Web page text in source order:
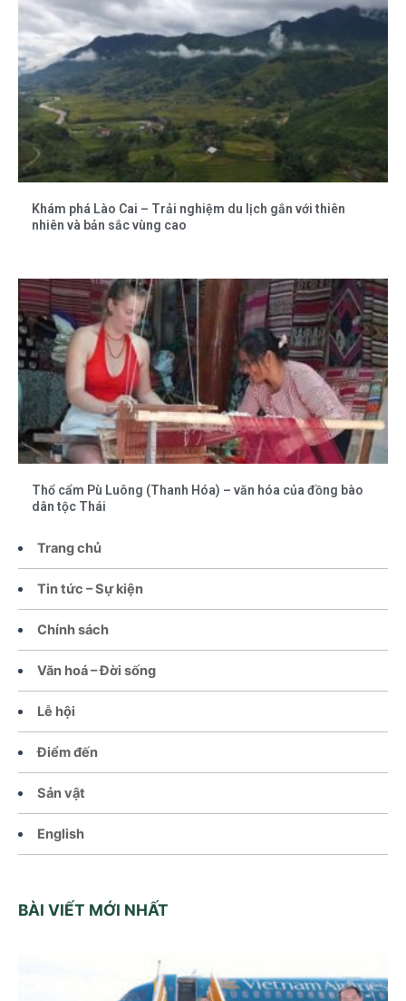
Trang chủ
Tin tức – Sự kiện
Chính sách
Văn hoá – Đời sống
Lễ hội
Điểm đến
Sản vật
English
BÀI VIẾT MỚI NHẤT
Khám phá Lào Cai – Trải nghiệm du lịch gắn với thiên
nhiên và bản sắc vùng cao
Thổ cẩm Pù Luông (Thanh Hóa) – văn hóa của đồng bào
dân tộc Thái